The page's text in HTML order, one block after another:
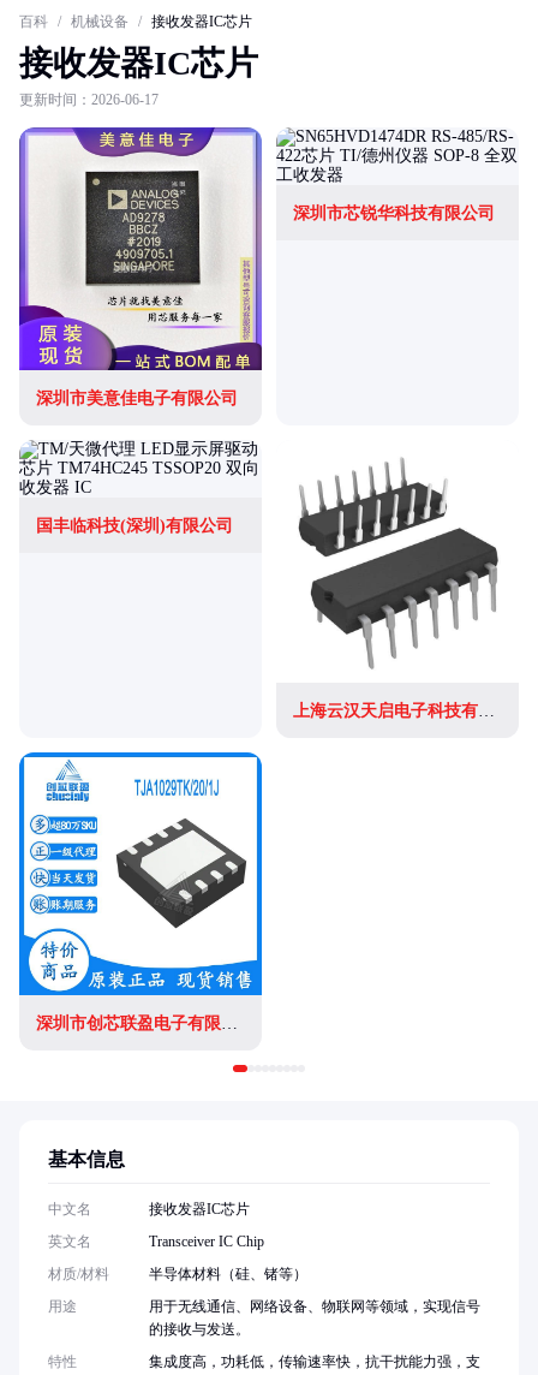
百科 / 机械设备 / 接收发器IC芯片
接收发器IC芯片
更新时间：2026-06-17
深圳市美意佳电子有限公司
深圳市芯锐华科技有限公司
国丰临科技(深圳)有限公司
上海云汉天启电子科技有限公司
深圳市创芯联盈电子有限公司
基本信息
中文名
接收发器IC芯片
英文名
Transceiver IC Chip
材质/材料
半导体材料（硅、锗等）
用途
用于无线通信、网络设备、物联网等领域，实现信号
的接收与发送。
特性
集成度高，功耗低，传输速率快，抗干扰能力强，支